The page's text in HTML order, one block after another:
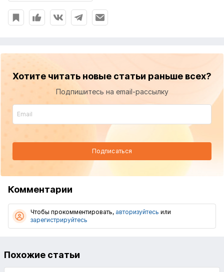
Хотите читать новые статьи раньше всех?
Подпишитесь на email-рассылку
Подписаться
Комментарии
Чтобы прокомментировать, авторизуйтесь или
зарегистрируйтесь
Похожие статьи